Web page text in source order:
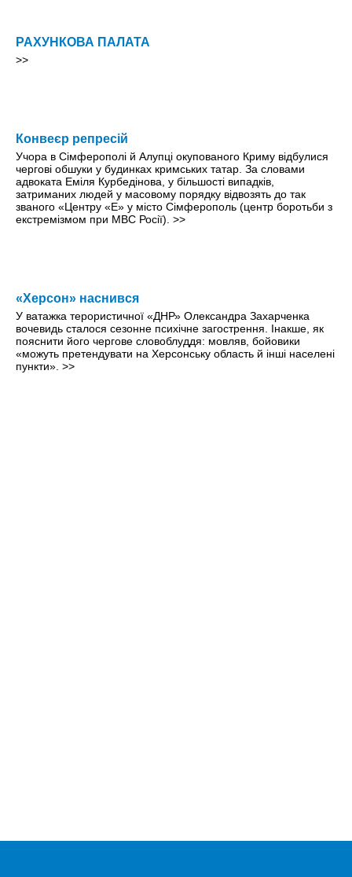
РАХУНКОВА ПАЛАТА
>>
Конвеєр репресій
Учора в Сімферополі й Алупці окупованого Криму відбулися
чергові обшуки у будинках кримських татар. За словами
адвоката Еміля Курбедінова, у більшості випадків,
затриманих людей у масовому порядку відвозять до так
званого «Центру «Е» у місто Сімферополь (центр боротьби з
екстремізмом при МВС Росії). >>
«Херсон» наснився
У ватажка терористичної «ДНР» Олександра Захарченка
вочевидь сталося сезонне психічне загострення. Інакше, як
пояснити його чергове словоблуддя: мовляв, бойовики
«можуть претендувати на Херсонську область й інші населені
пункти». >>